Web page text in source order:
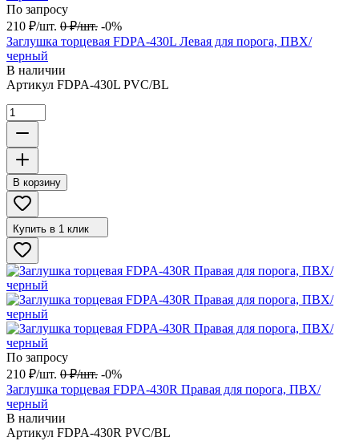
По запросу
210 ₽/шт. 0 ₽/шт. -0%
Заглушка торцевая FDPA-430L Левая для порога, ПВХ/
черный
В наличии
Артикул FDPA-430L PVC/BL
В корзину
Купить в 1 клик
По запросу
210 ₽/шт. 0 ₽/шт. -0%
Заглушка торцевая FDPA-430R Правая для порога, ПВХ/
черный
В наличии
Артикул FDPA-430R PVC/BL